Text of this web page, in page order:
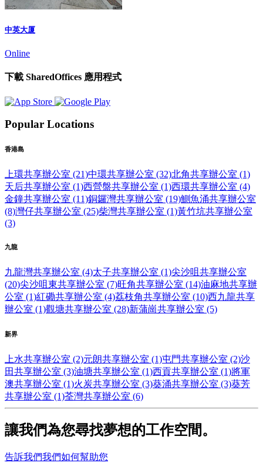
中英大厦
Online
下載 SharedOffices 應用程式
Popular Locations
香港島
上環共享辦公室 (21)中環共享辦公室 (32)北角共享辦公室 (1)
天后共享辦公室 (1)西營盤共享辦公室 (1)西環共享辦公室 (4)
金鐘共享辦公室 (11)銅鑼灣共享辦公室 (19)鰂魚涌共享辦公室
(8)灣仔共享辦公室 (25)柴灣共享辦公室 (1)黃竹坑共享辦公室
(3)
九龍
九龍灣共享辦公室 (4)太子共享辦公室 (1)尖沙咀共享辦公室
(20)尖沙咀東共享辦公室 (7)旺角共享辦公室 (14)油麻地共享辦
公室 (1)紅磡共享辦公室 (4)荔枝角共享辦公室 (10)西九龍共享
辦公室 (1)觀塘共享辦公室 (28)新蒲崗共享辦公室 (5)
新界
上水共享辦公室 (2)元朗共享辦公室 (1)屯門共享辦公室 (2)沙
田共享辦公室 (3)油塘共享辦公室 (1)西貢共享辦公室 (1)將軍
澳共享辦公室 (1)火炭共享辦公室 (3)葵涌共享辦公室 (3)葵芳
共享辦公室 (1)荃灣共享辦公室 (6)
讓我們為您尋找夢想的工作空間。
告訴我們我們如何幫助您